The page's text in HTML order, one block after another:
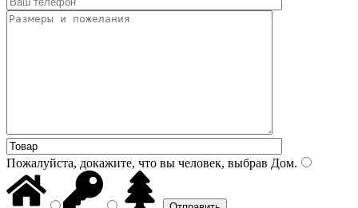
Пожалуйста, докажите, что вы человек, выбрав Дом.